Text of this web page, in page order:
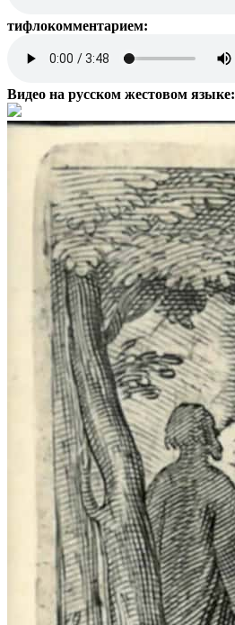
тифлокомментарием:
Видео на русском жестовом языке: